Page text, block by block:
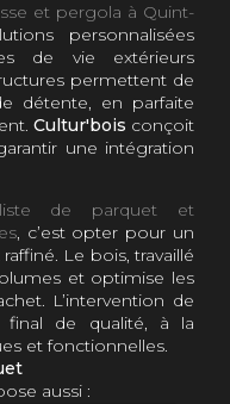
et pergola à Quint-
personnalisées
de vie extérieurs
permettent de
détente, en parfaite
Cultur'bois conçoit
une intégration
de parquet et
, c’est opter pour un
Le bois, travaillé
et optimise les
L’intervention de
final de qualité, à la
et fonctionnelles.
aussi :